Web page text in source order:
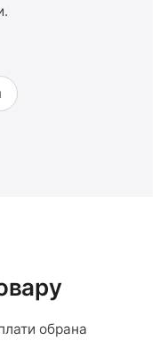
обрана